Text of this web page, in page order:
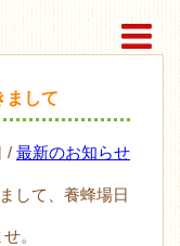
まして
/ 最新のお知らせ
して、養蜂場日
。